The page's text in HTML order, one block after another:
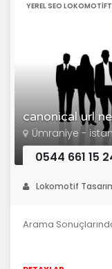
canonical url
YEREL SEO
Ümraniye -
0544 661 15
Lokomotif
Arama